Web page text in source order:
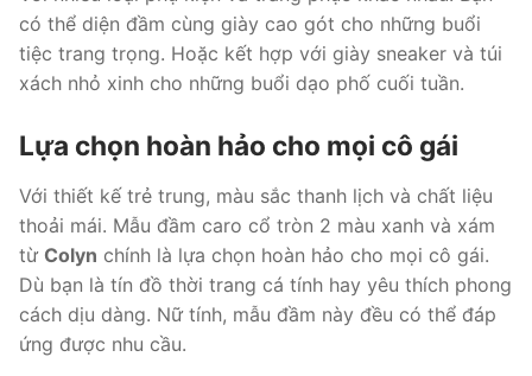
có thể diện đầm cùng giày cao gót cho những buổi
tiệc trang trọng. Hoặc kết hợp với giày sneaker và túi
xách nhỏ xinh cho những buổi dạo phố cuối tuần.
Lựa chọn hoàn hảo cho mọi cô gái
Với thiết kế trẻ trung, màu sắc thanh lịch và chất liệu
thoải mái. Mẫu đầm caro cổ tròn 2 màu xanh và xám
từ Colyn chính là lựa chọn hoàn hảo cho mọi cô gái.
Dù bạn là tín đồ thời trang cá tính hay yêu thích phong
cách dịu dàng. Nữ tính, mẫu đầm này đều có thể đáp
ứng được nhu cầu.